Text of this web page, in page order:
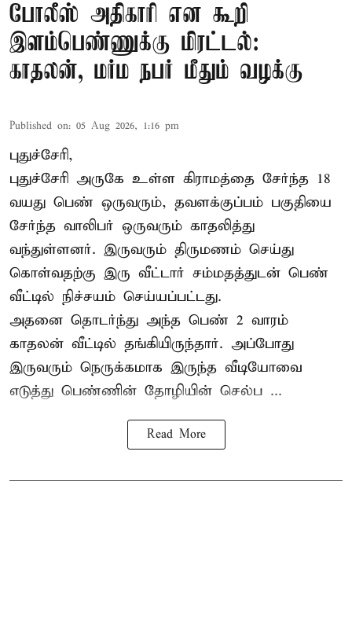
போலீஸ் அதிகாரி என கூறி
இளம்பெண்ணுக்கு மிரட்டல்:
காதலன், மர்ம நபர் மீதும் வழக்கு
Published on: 05 Aug 2026, 1:16 pm
புதுச்சேரி,
புதுச்சேரி அருகே உள்ள கிராமத்தை சேர்ந்த 18
வயது பெண் ஒருவரும், தவளக்குப்பம் பகுதியை
சேர்ந்த வாலிபர் ஒருவரும் காதலித்து
வந்துள்ளனர். இருவரும் திருமணம் செய்து
கொள்வதற்கு இரு வீட்டார் சம்மதத்துடன் பெண்
வீட்டில் நிச்சயம் செய்யப்பட்டது.
அதனை தொடர்ந்து அந்த பெண் 2 வாரம்
காதலன் வீட்டில் தங்கியிருந்தார். அப்போது
இருவரும் நெருக்கமாக இருந்த வீடியோவை
எடுத்து பெண்ணின் தோழியின் செல்ப ...
Read More